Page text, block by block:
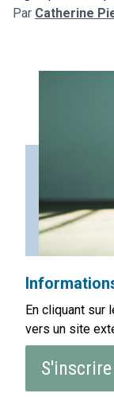
Par Catherine
En cliquant
vers un site
S'inscrire